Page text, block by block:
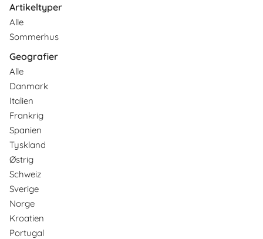
Artikeltyper
Alle
Sommerhus
Geografier
Alle
Danmark
Italien
Frankrig
Spanien
Tyskland
Østrig
Schweiz
Sverige
Norge
Kroatien
Portugal